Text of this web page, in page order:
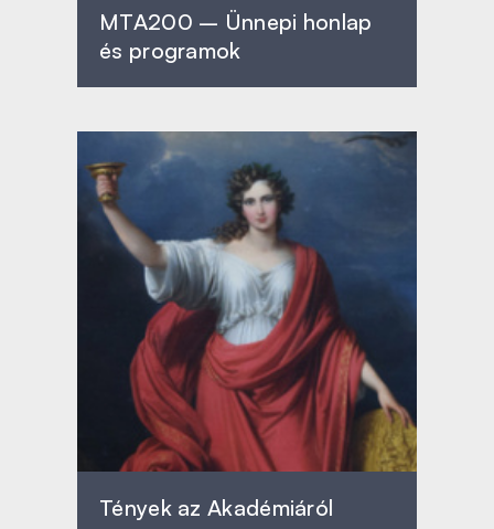
MTA200 – Ünnepi honlap
és programok
Tények az Akadémiáról